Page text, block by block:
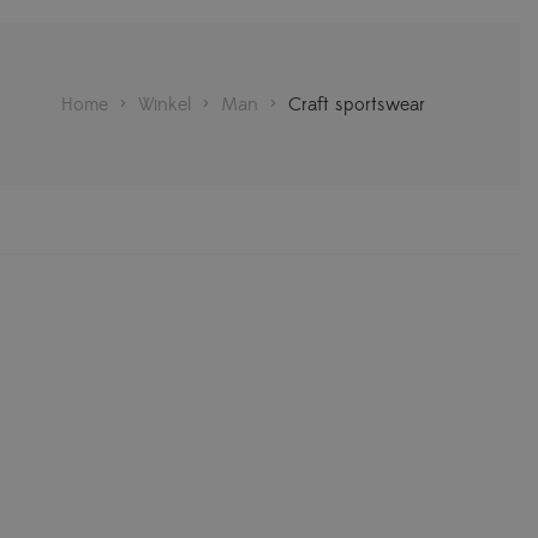
Home > Winkel > Man > Craft sportswear